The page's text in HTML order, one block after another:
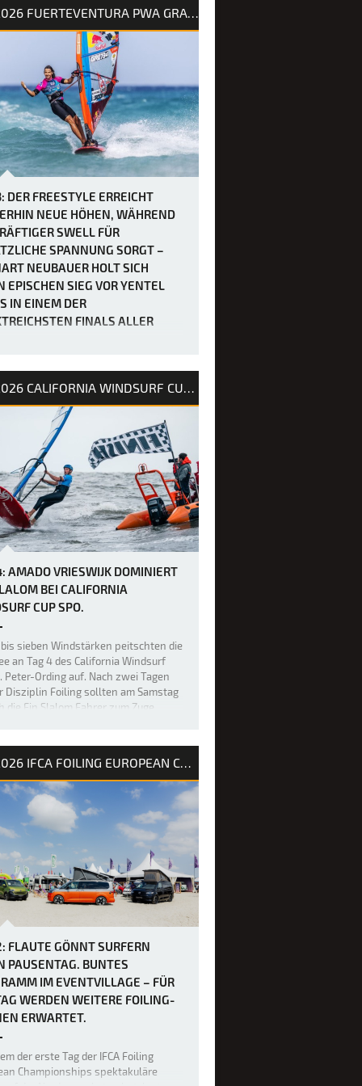
dadurch nicht unbedingt
erneut durch heftige Böen und
2026 FUERTEVENTURA PWA GRAND SLAM
DER FREESTYLE ERREICHT
NEUE HÖHEN, WÄHREND
SWELL FÜR
SPANNUNG SORGT –
NEUBAUER HOLT SICH
EPISCHEN SIEG VOR YENTEL
IN EINEM DER
FINALS ALLER
gestern war das Niveau im Freestyle
hoch, doch heute legten die
Freestyler beim PWA Grand
auf Fuerteventura die Messlatte
höher, als über Nacht ein neuer,
Swell nach Sotavento rollte und für
besten Freestyl…
2026 CALIFORNIA WINDSURF CUP SPO
AMADO VRIESWIJK DOMINIERT
BEI CALIFORNIA
CUP SPO.
bis sieben Windstärken peitschten die
an Tag 4 des California Windsurf
Peter-Ording auf. Nach zwei Tagen
Disziplin Foiling sollten am Samstag
die Fin Slalom Fahrer zum Zuge
2026 IFCA FOILING EUROPEAN CHAMPIONSHIPS
FLAUTE GÖNNT SURFERN
PAUSENTAG. BUNTES
IM EVENTVILLAGE – FÜR
WERDEN WEITERE FOILING-
ERWARTET.
der erste Tag der IFCA Foiling
Championships spektakuläre